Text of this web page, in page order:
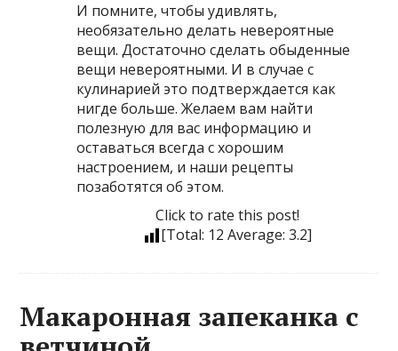
И помните, чтобы удивлять,
необязательно делать невероятные
вещи. Достаточно сделать обыденные
вещи невероятными. И в случае с
кулинарией это подтверждается как
нигде больше. Желаем вам найти
полезную для вас информацию и
оставаться всегда с хорошим
настроением, и наши рецепты
позаботятся об этом.
Click to rate this post!
[Total: 12 Average: 3.2]
Макаронная запеканка с